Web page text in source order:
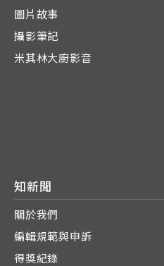
圖片故事
攝影筆記
米其林大廚影音
知新聞
關於我們
編輯規範與申訴
得獎紀錄